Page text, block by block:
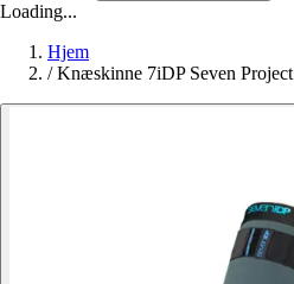
Loading...
Hjem
/ Knæskinne 7iDP Seven Project